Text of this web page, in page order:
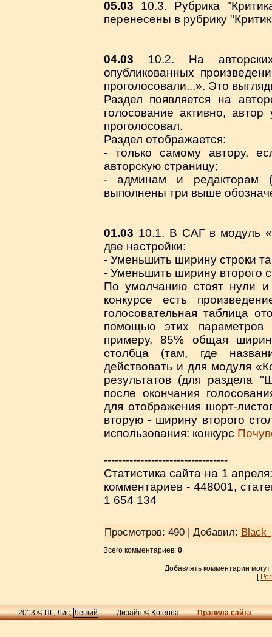
05.03 10.3. Рубрика
перенесены в рубрику
04.03 10.2. На
опубликованных
проголосовали...». Это
Раздел появляется на
голосование активно,
проголосовал.
Раздел отображается:
- только самому автору,
авторскую страницу;
- админам и редакторам
выполнены три выше
01.03 10.1. В САГ в модуль
две настройки:
- Уменьшить ширину строки
- Уменьшить ширину второго
По умолчанию стоят нули
конкурсе есть
голосовательная таблица
помощью этих параметров
примеру, 85% общая
столбца (там, где
действовать и для модуля
результатов (для раздела
после окончания
для отображения шорт-
вторую - ширину второго
использования: конкурс
----------------------------------
Статистика сайта на 1
комментариев - 448001,
1 654 134
Просмотров: 490 | Добавил:
Всего комментариев: 0
Добавлять комментарии
[
2013 © ПГ, Лис,Леший Дизайн © Koterina Правила сайта